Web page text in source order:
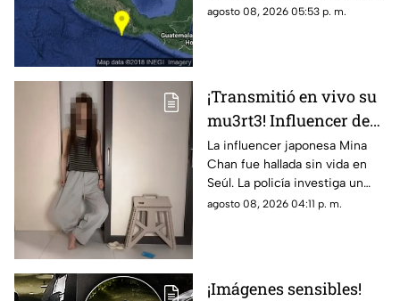
México hoy, con epicentro en
agosto 08, 2026 05:53 p. m.
¡Transmitió en vivo su
mu3rt3! Influencer de
k-pop Mina Chan
estaba en su
departamento de Seúl
La influencer japonesa Mina
Chan fue hallada sin vida en
Seúl. La policía investiga un
posible suicidio tras una alerta
agosto 08, 2026 04:11 p. m.
¡Imágenes sensibles!